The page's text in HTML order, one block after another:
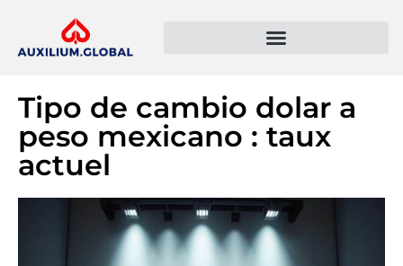
Tipo de cambio dolar a
peso mexicano : taux
actuel